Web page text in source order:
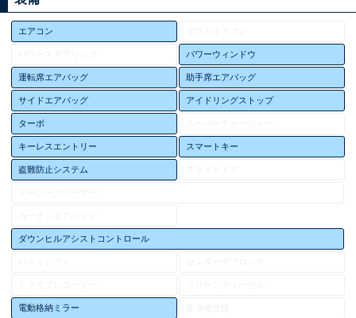
エアコン
パワーウィンドウ
運転席エアバッグ 助手席エアバッグ
サイドエアバッグ アイドリングストップ
ターボ
キーレスエントリー スマートキー
盗難防止システム
ダウンヒルアシストコントロール
電動格納ミラー